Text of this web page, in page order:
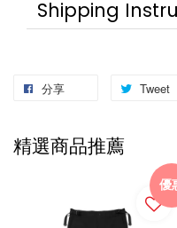
Shipping
分享 Tweet
精選商品推薦
優